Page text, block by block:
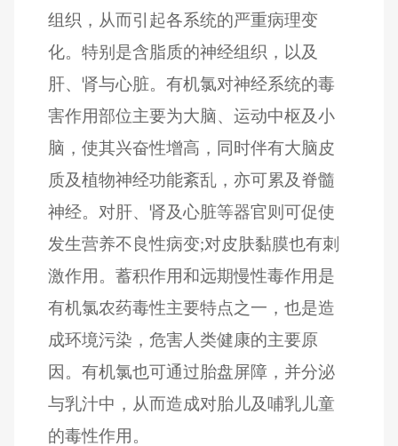
组织，从而引起各系统的严重病理变
化。特别是含脂质的神经组织，以及
肝、肾与心脏。有机氯对神经系统的毒
害作用部位主要为大脑、运动中枢及小
脑，使其兴奋性增高，同时伴有大脑皮
质及植物神经功能紊乱，亦可累及脊髓
神经。对肝、肾及心脏等器官则可促使
发生营养不良性病变;对皮肤黏膜也有刺
激作用。蓄积作用和远期慢性毒作用是
有机氯农药毒性主要特点之一，也是造
成环境污染，危害人类健康的主要原
因。有机氯也可通过胎盘屏障，并分泌
与乳汁中，从而造成对胎儿及哺乳儿童
的毒性作用。